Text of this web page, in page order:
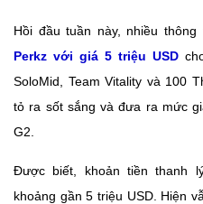
Hồi đầu tuần này, nhiều
Perkz với giá 5 triệu USD
SoloMid, Team Vitality và 100
tỏ ra sốt sắng và đưa ra mức
G2.
Được biết, khoản tiền thanh
khoảng gần 5 triệu USD. Hiện